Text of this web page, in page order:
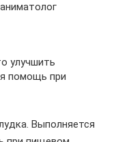
улучшить
помощь при
Выполняется